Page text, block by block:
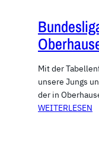
Mit der
unsere Jungs
der in
WEITERLESEN